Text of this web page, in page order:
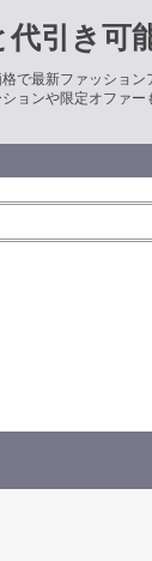
引き可
で最新ファッショ
ョンや限定オファー